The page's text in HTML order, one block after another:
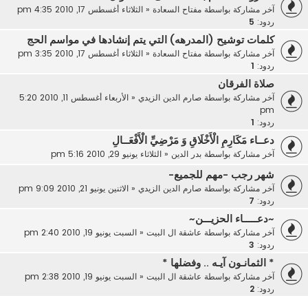
آخر مشاركة بواسطة مفتاح السعادة« الثلاثاء أغسطس 17, 2010 4:35 pm
ردود: 5
كلمات توشيح (المدرهه) التي يتم إنشادها في مواسم الحج
آخر مشاركة بواسطة مفتاح السعادة« الثلاثاء أغسطس 17, 2010 3:35 pm
ردود:
صلاة الفرقان
آخر مشاركة بواسطة صارم الدين الزيدي«
الأربعاء أغسطس 11, 2010 5:20
pm
ردود:
دعــاء مَكَارِمِ الْأَخْلَاقِ وَ مَرْضِيِّ الْأَفْعَــالِ
آخر مشاركة بواسطة بدر الدين« الثلاثاء يونيو 29, 2010 5:16 pm
شهر رجب -مهم للجميع-
آخر مشاركة بواسطة صارم الدين الزيدي« الاثنين يونيو 21, 2010 9:09 pm
ردود: 7
~دعـــــاء الحزيـــن~
آخر مشاركة بواسطة عاشقة ال البيت« السبت يونيو 19, 2010 2:40 pm
ردود: 3
* الثمانـون آيـه .. وفضلها *
آخر مشاركة بواسطة عاشقة ال البيت« السبت يونيو 19, 2010 2:38 pm
ردود: 2